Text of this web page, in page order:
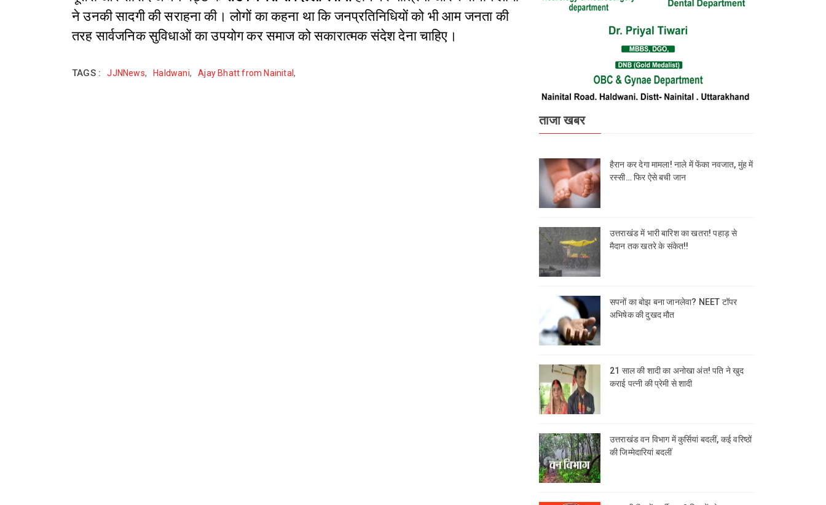
ने उनकी सादगी की सराहना की। लोगों का कहना था कि जनप्रतिनिधियों को भी आम जनता की
तरह सार्वजनिक सुविधाओं का उपयोग कर समाज को सकारात्मक संदेश देना चाहिए।
TAGS : JJNNews, Haldwani, Ajay Bhatt from Nainital,
ताजा खबर
हैरान कर देगा मामला! नाले में फेंका नवजात, मुंह में
रस्सी… फिर ऐसे बची जान
उत्तराखंड में भारी बारिश का खतरा! पहाड़ से
मैदान तक खतरे के संकेत!!
सपनों का बोझ बना जानलेवा? NEET टॉपर
अभिषेक की दुखद मौत
21 साल की शादी का अनोखा अंत! पति ने खुद
कराई पत्नी की प्रेमी से शादी
उत्तराखंड वन विभाग में कुर्सियां बदलीं, कई वरिष्ठों
की जिम्मेदारियां बदलीं